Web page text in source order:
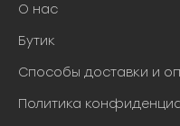
О нас
Бутик
Способы доставки и
Политика